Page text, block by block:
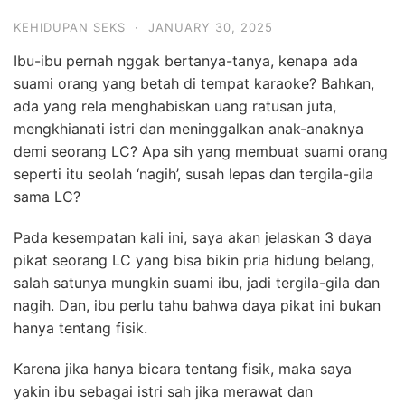
KEHIDUPAN SEKS · JANUARY 30, 2025
Ibu-ibu pernah nggak bertanya-tanya, kenapa ada
suami orang yang betah di tempat karaoke? Bahkan,
ada yang rela menghabiskan uang ratusan juta,
mengkhianati istri dan meninggalkan anak-anaknya
demi seorang LC? Apa sih yang membuat suami orang
seperti itu seolah ‘nagih’, susah lepas dan tergila-gila
sama LC?
Pada kesempatan kali ini, saya akan jelaskan 3 daya
pikat seorang LC yang bisa bikin pria hidung belang,
salah satunya mungkin suami ibu, jadi tergila-gila dan
nagih. Dan, ibu perlu tahu bahwa daya pikat ini bukan
hanya tentang fisik.
Karena jika hanya bicara tentang fisik, maka saya
yakin ibu sebagai istri sah jika merawat dan